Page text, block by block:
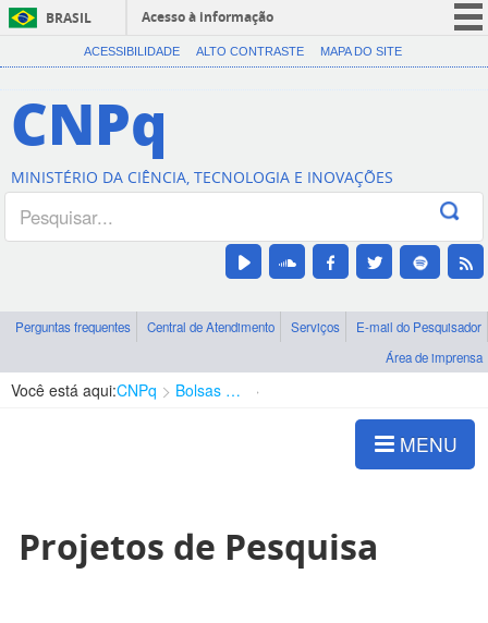
BRASIL
Acesso à informação
CORONAVÍRUS (COVID-19)
Canais
ACESSIBILIDADE ALTO CONTRASTE MAPA DO SITE
CNPq
MINISTÉRIO DA CIÊNCIA, TECNOLOGIA E INOVAÇÕES
Perguntas frequentes Central de Atendimento Serviços
E-mail do Pesquisador
Área de imprensa
Você está aqui:CNPq Bolsas e Auxílios Vigentes
MENU
Projetos de Pesquisa